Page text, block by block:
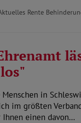
Rente
Menschen in
im größten
einen davon…